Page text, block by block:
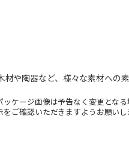
や陶器など、様々な素材への
ケージ画像は予告なく変更とな
ご確認いただきますようお願いし